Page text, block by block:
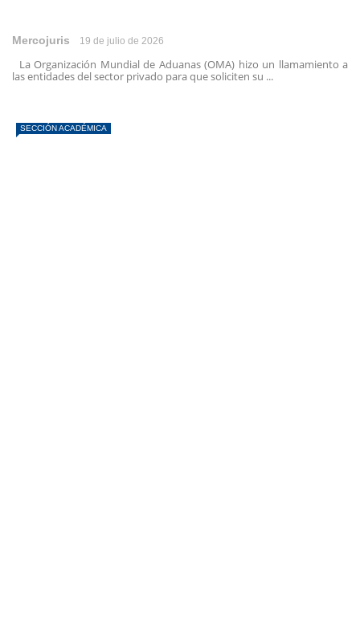
Mercojuris 19 de julio de 2026
La Organización Mundial de Aduanas (OMA) hizo un llamamiento a
las entidades del sector privado para que soliciten su ...
SECCIÓN ACADÉMICA